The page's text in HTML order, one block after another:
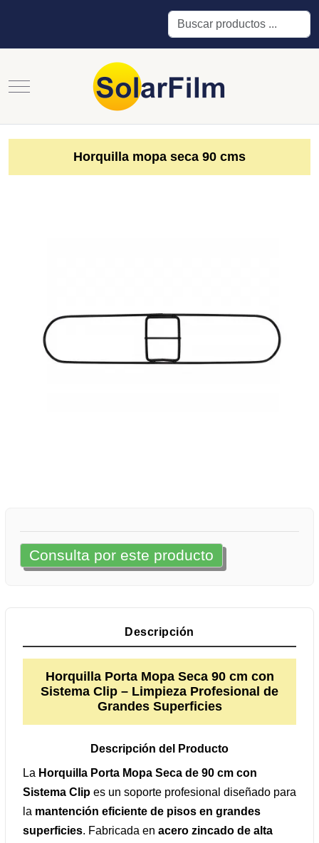
Buscar
Mobile Menu Toggle
Horquilla mopa seca 90 cms
Consulta por este producto
Descripción
Horquilla Porta Mopa Seca 90 cm con
Sistema Clip – Limpieza Profesional de
Grandes Superficies
Descripción del Producto
La Horquilla Porta Mopa Seca de 90 cm con
Sistema Clip es un soporte profesional diseñado para
la mantención eficiente de pisos en grandes
superficies. Fabricada en acero zincado de alta